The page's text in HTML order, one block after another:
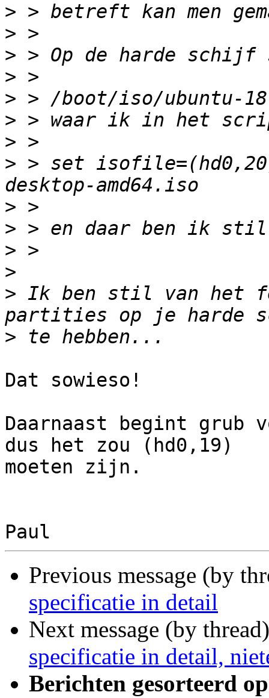
>
>
>
>
>
>
>
> > set
>
>
>
>
> Ik ben stil van het
>
Dat sowieso!
Daarnaast begint
dus het zou (hd0,19)
moeten zijn.
Previous message (by
specificatie in detail
Next message (by
specificatie in detail,
Berichten gesorteerd